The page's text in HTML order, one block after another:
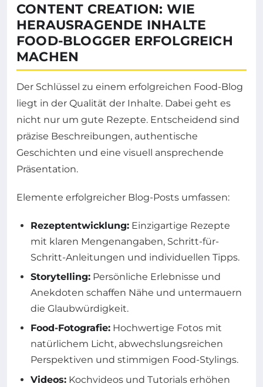
CONTENT CREATION: WIE
HERAUSRAGENDE INHALTE
FOOD-BLOGGER ERFOLGREICH
MACHEN
Der Schlüssel zu einem erfolgreichen Food-Blog
liegt in der Qualität der Inhalte. Dabei geht es
nicht nur um gute Rezepte. Entscheidend sind
präzise Beschreibungen, authentische
Geschichten und eine visuell ansprechende
Präsentation.
Elemente erfolgreicher Blog-Posts umfassen:
Rezeptentwicklung: Einzigartige Rezepte
mit klaren Mengenangaben, Schritt-für-
Schritt-Anleitungen und individuellen Tipps.
Storytelling: Persönliche Erlebnisse und
Anekdoten schaffen Nähe und untermauern
die Glaubwürdigkeit.
Food-Fotografie: Hochwertige Fotos mit
natürlichem Licht, abwechslungsreichen
Perspektiven und stimmigen Food-Stylings.
Videos: Kochvideos und Tutorials erhöhen